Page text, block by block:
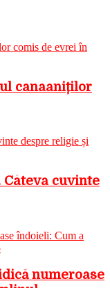
canaaniților
Câteva cuvinte
numeroase